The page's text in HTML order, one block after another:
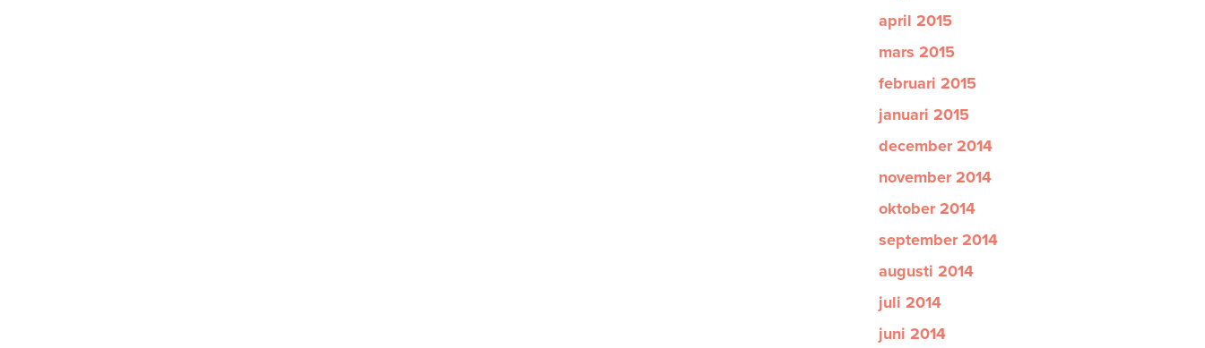
april 2015
mars 2015
februari 2015
januari 2015
december 2014
november 2014
oktober 2014
september 2014
augusti 2014
juli 2014
juni 2014